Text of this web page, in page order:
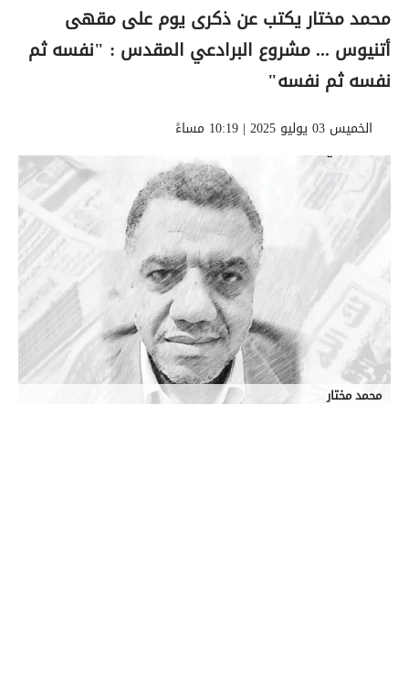
محمد مختار يكتب عن ذكرى يوم على مقهى
أتنيوس ... مشروع البرادعي المقدس : "نفسه ثم
نفسه ثم نفسه"
الخميس 03 يوليو 2025 | 10:19 مساءً
محمد مختار